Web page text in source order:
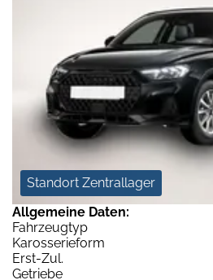
Standort Zentrallager
Allgemeine Daten:
Fahrzeugtyp
Karosserieform
Erst-Zul.
Getriebe